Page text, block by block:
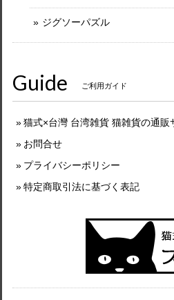
ジグソーパズル
Guide ご利用ガイド
猫式×台灣 台湾雑貨 猫雑貨の通販
お問合せ
プライバシーポリシー
特定商取引法に基づく表記